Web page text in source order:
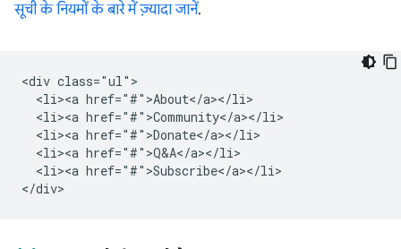
सूची के नियमों के बारे में ज़्यादा जानें.
<div class="ul">
  <li><a href="#">About</a></li>
  <li><a href="#">Community</a></li>
  <li><a href="#">Donate</a></li>
  <li><a href="#">Q&A</a></li>
  <li><a href="#">Subscribe</a></li>